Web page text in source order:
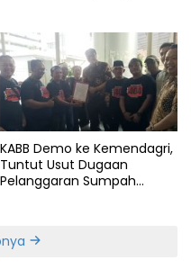
KABB Demo ke Kemendagri,
Tuntut Usut Dugaan
Pelanggaran Sumpah